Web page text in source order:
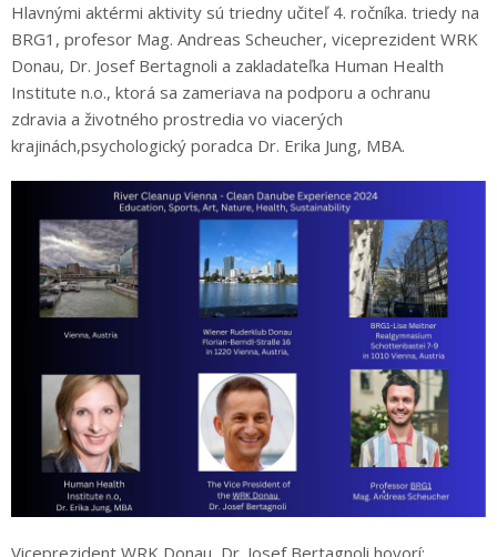
Hlavnými aktérmi aktivity sú triedny učiteľ 4. ročníka. triedy na
BRG1, profesor Mag. Andreas Scheucher, viceprezident WRK
Donau, Dr. Josef Bertagnoli a zakladateľka Human Health
Institute n.o., ktorá sa zameriava na podporu a ochranu
zdravia a životného prostredia vo viacerých
krajinách,psychologický poradca Dr. Erika Jung, MBA.